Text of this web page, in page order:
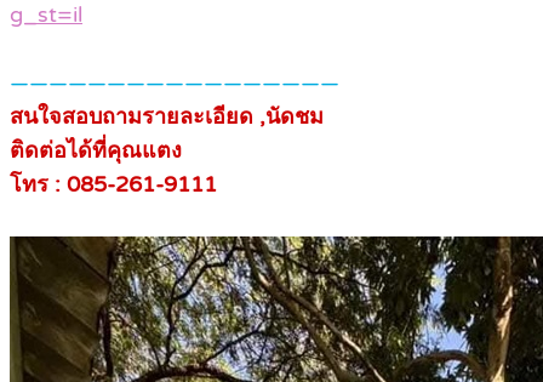
g_st=il
—————————————————
สนใจสอบถามรายละเอียด ,นัดชม
ติดต่อได้ที่คุณแตง
โทร : 085-261-9111